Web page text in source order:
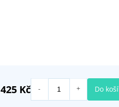
425 Kč Do